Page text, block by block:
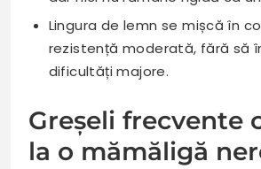
Lingura de lemn se mișcă în
rezistență moderată, fără să
dificultăți majore.
Greșeli frecvente
la o mămăligă